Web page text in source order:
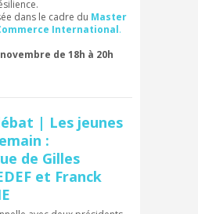
dans le cadre du Master
International.
de 18h à 20h
| Les jeunes
:
de Gilles
et Franck